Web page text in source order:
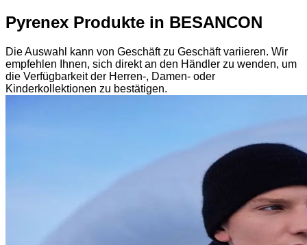
Pyrenex Produkte in BESANCON
Die Auswahl kann von Geschäft zu Geschäft variieren. Wir
empfehlen Ihnen, sich direkt an den Händler zu wenden, um
die Verfügbarkeit der Herren-, Damen- oder
Kinderkollektionen zu bestätigen.